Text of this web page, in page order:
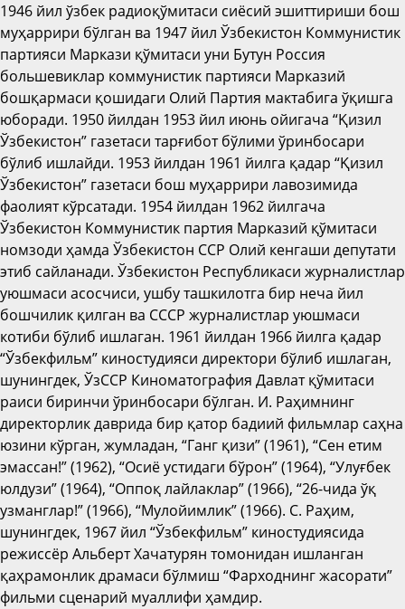
1946 йил ўзбек радиоқўмитаси сиёсий эшиттириши бош
муҳаррири бўлган ва 1947 йил Ўзбекистон Коммунистик
партияси Маркази қўмитаси уни Бутун Россия
большевиклар коммунистик партияси Марказий
бошқармаси қошидаги Олий Партия мактабига ўқишга
юборади. 1950 йилдан 1953 йил июнь ойигача “Қизил
Ўзбекистон” газетаси тарғибот бўлими ўринбосари
бўлиб ишлайди. 1953 йилдан 1961 йилга қадар “Қизил
Ўзбекистон” газетаси бош муҳаррири лавозимида
фаолият кўрсатади. 1954 йилдан 1962 йилгача
Ўзбекистон Коммунистик партия Марказий қўмитаси
номзоди ҳамда Ўзбекистон ССР Олий кенгаши депутати
этиб сайланади. Ўзбекистон Республикаси журналистлар
уюшмаси асосчиси, ушбу ташкилотга бир неча йил
бошчилик қилган ва СССР журналистлар уюшмаси
котиби бўлиб ишлаган. 1961 йилдан 1966 йилга қадар
“Ўзбекфильм” киностудияси директори бўлиб ишлаган,
шунингдек, ЎзССР Киноматография Давлат қўмитаси
раиси биринчи ўринбосари бўлган. И. Раҳимнинг
директорлик даврида бир қатор бадиий фильмлар саҳна
юзини кўрган, жумладан, “Ганг қизи” (1961), “Сен етим
эмассан!” (1962), “Осиё устидаги бўрон” (1964), “Улуғбек
юлдузи” (1964), “Оппоқ лайлаклар” (1966), “26-чида ўқ
узманглар!” (1966), “Мулойимлик” (1966). С. Раҳим,
шунингдек, 1967 йил “Ўзбекфильм” киностудиясида
режиссёр Альберт Хачатурян томонидан ишланган
қаҳрамонлик драмаси бўлмиш “Фарходнинг жасорати”
фильми сценарий муаллифи ҳамдир.